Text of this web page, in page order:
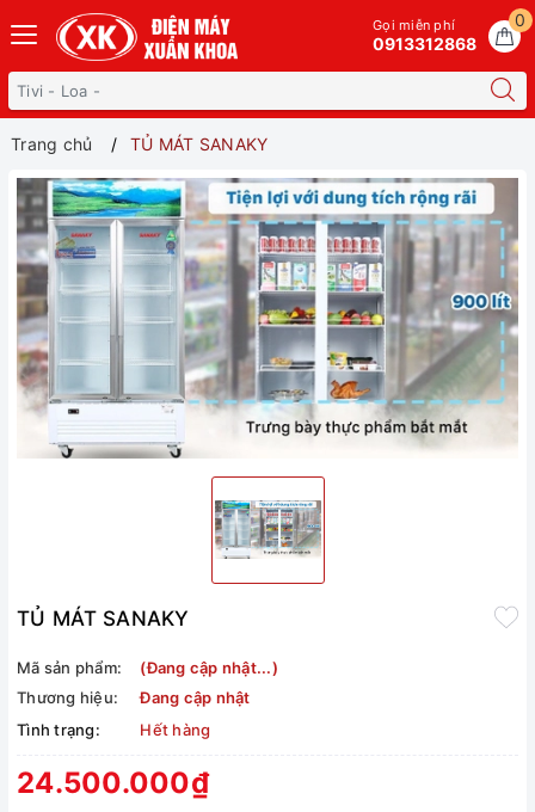
0
Gọi miễn phí
0913312868
Trang chủ TỦ MÁT SANAKY
TỦ MÁT SANAKY
Mã sản phẩm:
(Đang cập nhật...)
Thương hiệu:
Đang cập nhật
Tình trạng:
Hết hàng
24.500.000₫